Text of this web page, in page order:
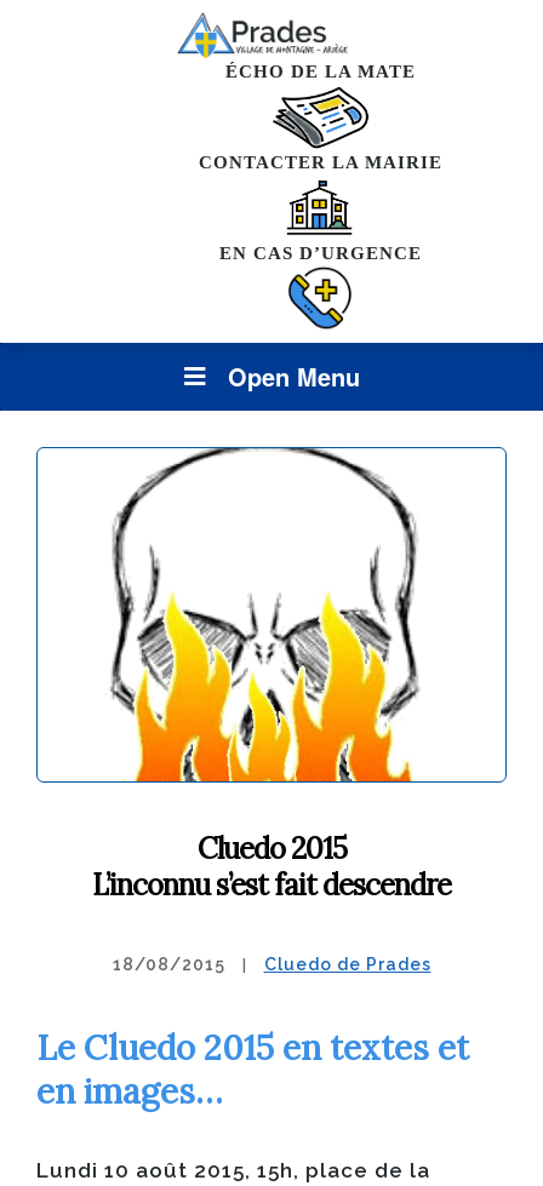
ÉCHO DE LA MATE
CONTACTER LA MAIRIE
EN CAS D’URGENCE
Open Menu
Cluedo 2015
L’inconnu s’est fait descendre
18/08/2015 Cluedo de Prades
Le Cluedo 2015 en textes et
en images…
Lundi 10 août 2015, 15h, place de la